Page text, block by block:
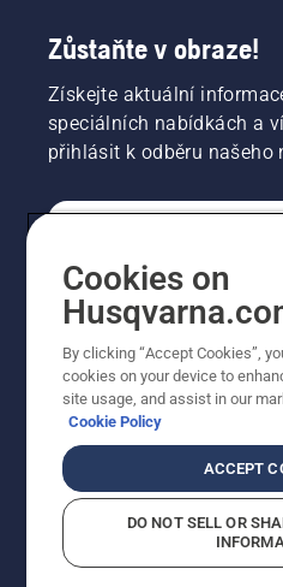
Zůstaňte v obraze!
Získejte aktuální
speciálních nabídkách a
přihlásit k odběru našeho
Cookies on
By clicking “Accept Cookies”,
cookies on your device to
site usage, and assist in our
Cookie Policy
ACCEPT
DO NOT SELL OR